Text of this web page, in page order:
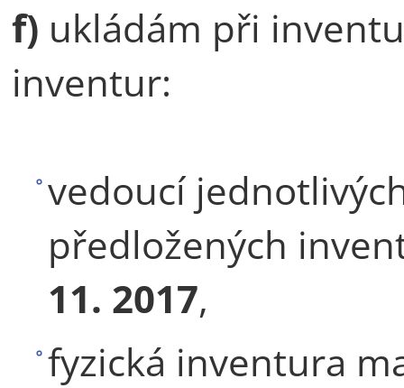
f) ukládám při
inventur:
vedoucí
předložených
11. 2017,
fyzická inventura